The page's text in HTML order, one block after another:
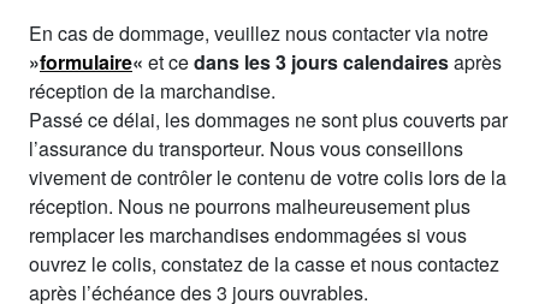
En cas de dommage, veuillez nous contacter via notre
»formulaire« et cedans les 3 jours calendairesaprès
réception de la marchandise.
Passé ce délai, les dommages ne sont plus couverts par
l’assurance du transporteur. Nous vous conseillons
vivement de contrôler le contenu de votre colis lors de la
réception. Nous ne pourrons malheureusement plus
remplacer les marchandises endommagées si vous
ouvrez le colis, constatez de la casse et nous contactez
après l’échéance des 3 jours ouvrables.